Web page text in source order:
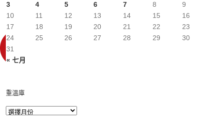
« 七月
3
4 5 6 7 8
9
10
11 12 13 14 15
16
17
18 19 20 21 22
23
24
25 26 27 28 29
30
31
重溫庫